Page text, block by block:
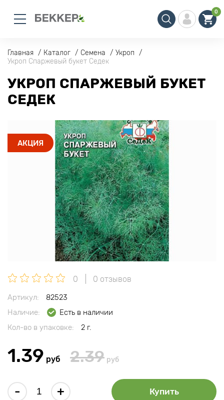
0
Главная Каталог Семена
Укроп
Укроп Спаржевый букет Седек
УКРОП СПАРЖЕВЫЙ БУКЕТ
СЕДЕК
АКЦИЯ
0 0 отзывов
Артикул:
82523
Наличие:
Есть в наличии
Кол-во в упаковке:
2 г.
1.39 руб 2.39 руб
- + Купить